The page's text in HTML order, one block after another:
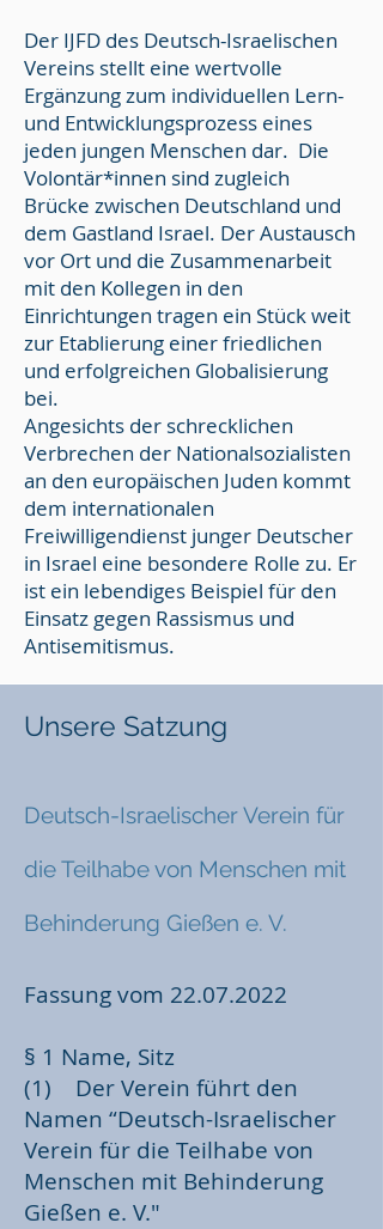
Der IJFD des Deutsch-Israelischen
Vereins stellt eine wertvolle
Ergänzung zum individuellen Lern-
und Entwicklungsprozess eines
jeden jungen Menschen dar. Die
Volontär*innen sind zugleich
Brücke zwischen Deutschland und
dem Gastland Israel. Der Austausch
vor Ort und die Zusammenarbeit
mit den Kollegen in den
Einrichtungen tragen ein Stück weit
zur Etablierung einer friedlichen
und erfolgreichen Globalisierung
bei.
Angesichts der schrecklichen
Verbrechen der Nationalsozialisten
an den europäischen Juden kommt
dem internationalen
Freiwilligendienst junger Deutscher
in Israel eine besondere Rolle zu. Er
ist ein lebendiges Beispiel für den
Einsatz gegen Rassismus und
Antisemitismus.
Unsere Satzung
Deutsch-Israelischer Verein für
die Teilhabe von Menschen mit
Behinderung Gießen e. V.
Fassung vom 22.07.2022
§ 1 Name, Sitz
(1) Der Verein führt den
Namen “Deutsch-Israelischer
Verein für die Teilhabe von
Menschen mit Behinderung
Gießen e. V."